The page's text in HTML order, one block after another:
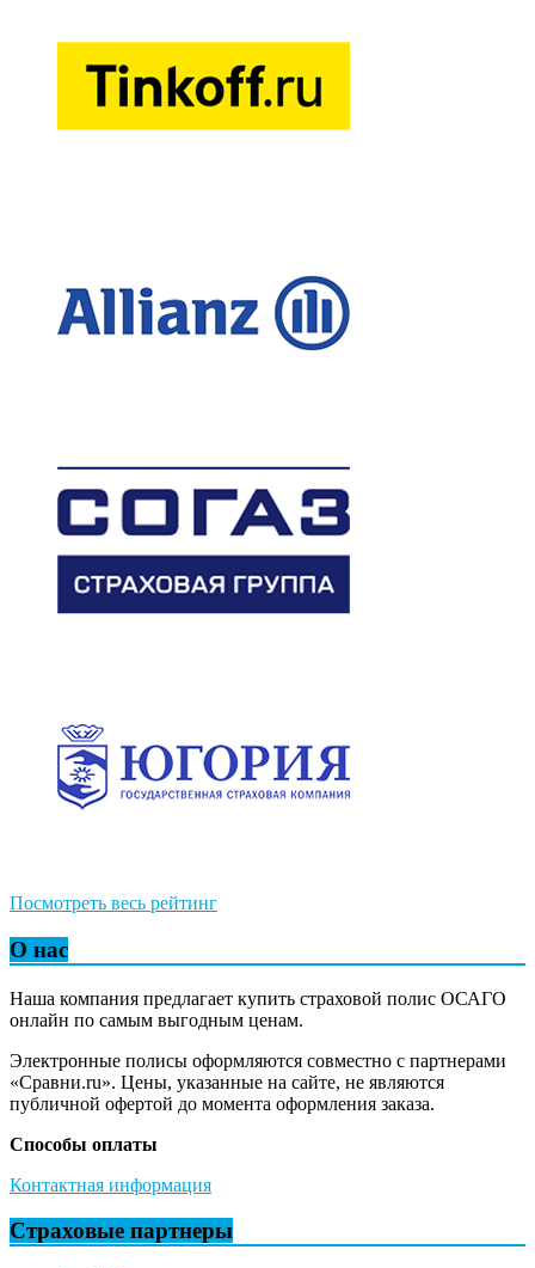
Посмотреть весь рейтинг
О нас
Наша компания предлагает купить страховой полис ОСАГО
онлайн по самым выгодным ценам.
Электронные полисы оформляются совместно с партнерами
«Сравни.ru». Цены, указанные на сайте, не являются
публичной офертой до момента оформления заказа.
Способы оплаты
Контактная информация
Страховые партнеры